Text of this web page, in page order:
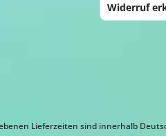
Widerruf
Lieferzeiten sind innerhalb